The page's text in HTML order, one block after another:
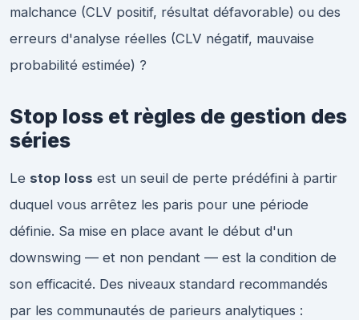
malchance (CLV positif, résultat défavorable) ou des
erreurs d'analyse réelles (CLV négatif, mauvaise
probabilité estimée) ?
Stop loss et règles de gestion des
séries
Le stop loss est un seuil de perte prédéfini à partir
duquel vous arrêtez les paris pour une période
définie. Sa mise en place avant le début d'un
downswing — et non pendant — est la condition de
son efficacité. Des niveaux standard recommandés
par les communautés de parieurs analytiques :